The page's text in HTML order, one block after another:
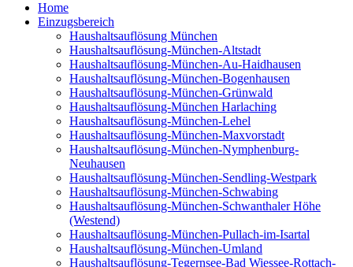
Home
Einzugsbereich
Haushaltsauflösung München
Haushaltsauflösung-München-Altstadt
Haushaltsauflösung-München-Au-Haidhausen
Haushaltsauflösung-München-Bogenhausen
Haushaltsauflösung-München-Grünwald
Haushaltsauflösung-München Harlaching
Haushaltsauflösung-München-Lehel
Haushaltsauflösung-München-Maxvorstadt
Haushaltsauflösung-München-Nymphenburg-
Neuhausen
Haushaltsauflösung-München-Sendling-Westpark
Haushaltsauflösung-München-Schwabing
Haushaltsauflösung-München-Schwanthaler Höhe
(Westend)
Haushaltsauflösung-München-Pullach-im-Isartal
Haushaltsauflösung-München-Umland
Haushaltsauflösung-Tegernsee-Bad Wiessee-Rottach-